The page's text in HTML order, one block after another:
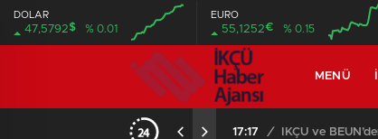
DOLAR
47,5792$ % 0.01
EURO
55,1252€ % 0.15
MENÜ
17:08 / Prof. Dr.